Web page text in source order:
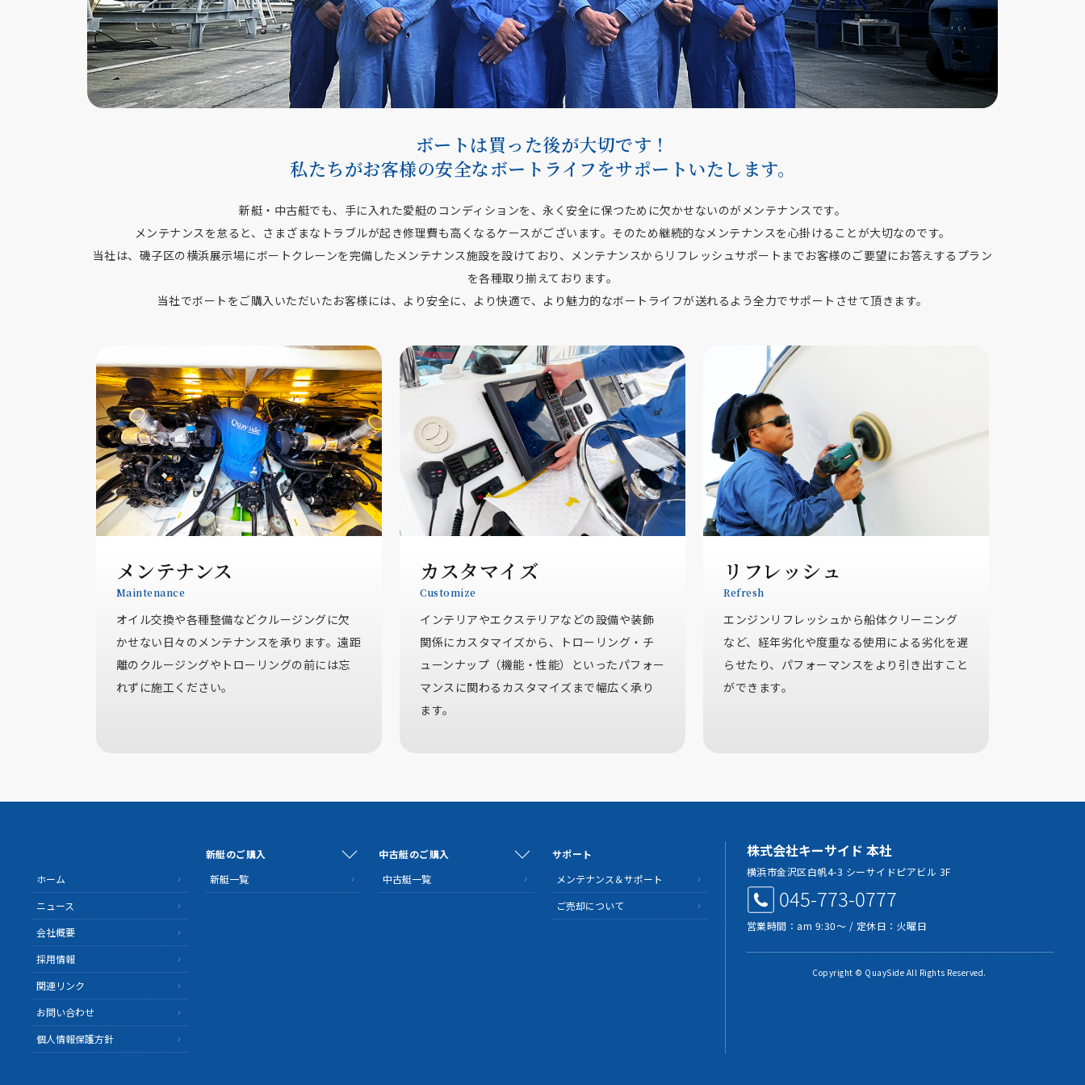
ボートは買った後が大切です！
私たちがお客様の安全なボートライフをサポートいたします。
新艇・中古艇でも、手に入れた愛艇のコンディションを、永く安全に保つために欠かせないのがメンテナンスです。
メンテナンスを怠ると、さまざまなトラブルが起き修理費も高くなるケースがございます。そのため継続的なメンテナンスを心掛けることが大切なのです。
当社は、磯子区の横浜展示場にボートクレーンを完備したメンテナンス施設を設けており、メンテナンスからリフレッシュサポートまでお客様のご要望にお答えするプラン
を各種取り揃えております。
当社でボートをご購入いただいたお客様には、より安全に、より快適で、より魅力的なボートライフが送れるよう全力でサポートさせて頂きます。
メンテナンス
Maintenance
オイル交換や各種整備などクルージングに欠
かせない日々のメンテナンスを承ります。遠距
離のクルージングやトローリングの前には忘
れずに施工ください。
カスタマイズ
Customize
インテリアやエクステリアなどの設備や装飾
関係にカスタマイズから、トローリング・チ
ューンナップ（機能・性能）といったパフォー
マンスに関わるカスタマイズまで幅広く承り
ます。
リフレッシュ
Refresh
エンジンリフレッシュから船体クリーニング
など、経年劣化や度重なる使用による劣化を遅
らせたり、パフォーマンスをより引き出すこと
ができます。
ホーム
ニュース
会社概要
採用情報
関連リンク
お問い合わせ
個人情報保護方針
新艇のご購入
新艇一覧
中古艇のご購入
中古艇一覧
サポート
メンテナンス＆サポート
ご売却について
株式会社キーサイド 本社
横浜市金沢区白帆4-3 シーサイドピアビル 3F
045-773-0777
営業時間：am 9:30～ / 定休日：火曜日
Copyright © QuaySide All Rights Reserved.